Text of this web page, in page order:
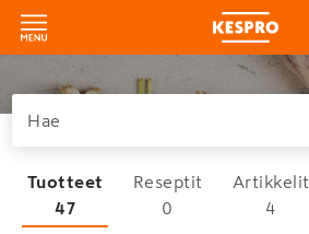
Tuotteet
47
Reseptit
0
Artikkelit
4